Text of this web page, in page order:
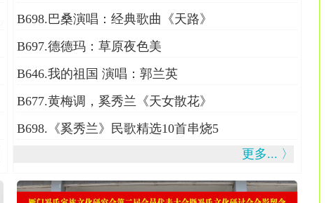
B698.巴桑演唱：经典歌曲《天路》
B697.德德玛：草原夜色美
B646.我的祖国 演唱：郭兰英
B677.黄梅调，奚秀兰《天女散花》
B698.《奚秀兰》民歌精选10首串烧5
更多... 〉